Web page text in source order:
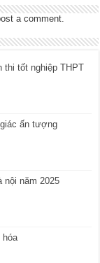
a comment.
thi tốt nghiệp THPT
ấn tượng
nội năm 2025
hóa